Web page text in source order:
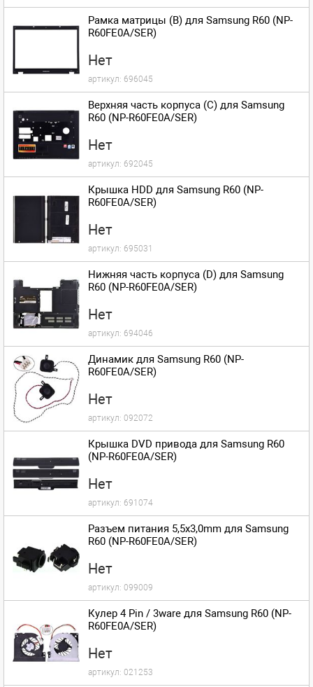
Рамка матрицы (B) для Samsung R60 (NP-
R60FE0A/SER)
Нет
артикул: 696045
Верхняя часть корпуса (C) для Samsung
R60 (NP-R60FE0A/SER)
Нет
артикул: 692045
Крышка HDD для Samsung R60 (NP-
R60FE0A/SER)
Нет
артикул: 695031
Нижняя часть корпуса (D) для Samsung
R60 (NP-R60FE0A/SER)
Нет
артикул: 694046
Динамик для Samsung R60 (NP-
R60FE0A/SER)
Нет
артикул: 092072
Крышка DVD привода для Samsung R60
(NP-R60FE0A/SER)
Нет
артикул: 691074
Разъем питания 5,5x3,0mm для Samsung
R60 (NP-R60FE0A/SER)
Нет
артикул: 099009
Кулер 4 Pin / 3ware для Samsung R60 (NP-
R60FE0A/SER)
Нет
артикул: 021253